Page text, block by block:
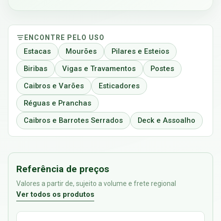
ENCONTRE PELO USO
Estacas Mourões
Pilares e Esteios
Biribas
Vigas e Travamentos
Postes
Caibros e Varões
Esticadores
Réguas e Pranchas
Caibros e Barrotes Serrados
Deck e Assoalho
Referência de preços
Valores a partir de, sujeito a volume e frete regional
Ver todos os produtos